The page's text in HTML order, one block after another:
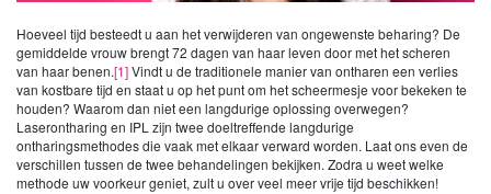
Hoeveel tijd besteedt u aan het verwijderen van ongewenste beharing? De
gemiddelde vrouw brengt 72 dagen van haar leven door met het scheren
van haar benen.[1]Vindt u de traditionele manier van ontharen een verlies
van kostbare tijd en staat u op het punt om het scheermesje voor bekeken te
houden? Waarom dan niet een langdurige oplossing overwegen?
Laserontharing en IPL zijn twee doeltreffende langdurige
ontharingsmethodes die vaak met elkaar verward worden. Laat ons even de
verschillen tussen de twee behandelingen bekijken. Zodra u weet welke
methode uw voorkeur geniet, zult u over veel meer vrije tijd beschikken!